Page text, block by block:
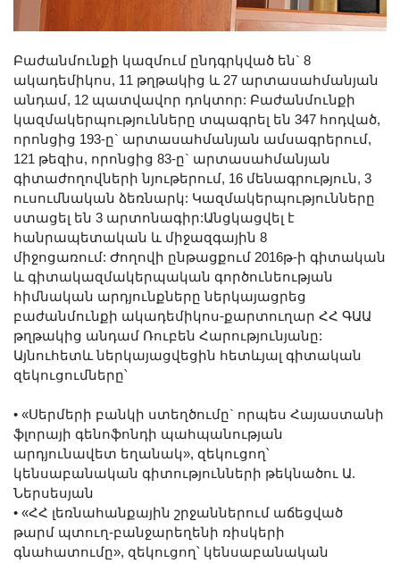
Գիտական արդյունքներ
Երիտասարդ գիտնականի
ամբիոն
Մեր երախտավորները
Հայտարարություններ
Կայքի քարտեզ
Որոնում
Բաժանմունքի կազմում ընդգրկված են` 8
ակադեմիկոս, 11 թղթակից և 27 արտասահմանյան
անդամ, 12 պատվավոր դոկտոր: Բաժանմունքի
կազմակերպությունները տպագրել են 347 հոդված,
որոնցից 193-ը` արտասահմանյան ամսագրերում,
121 թեզիս, որոնցից 83-ը` արտասահմանյան
գիտաժողովների նյութերում, 16 մենագրություն, 3
ուսումնական ձեռնարկ: Կազմակերպությունները
ստացել են 3 արտոնագիր:Անցկացվել է
հանրապետական և միջազգային 8
միջոցառում: Ժողովի ընթացքում 2016թ-ի գիտական
և գիտակազմակերպական գործունեության
հիմնական արդյունքները ներկայացրեց
բաժանմունքի ակադեմիկոս-քարտուղար ՀՀ ԳԱԱ
թղթակից անդամ Ռուբեն Հարությունյանը:
Այնուհետև ներկայացվեցին հետևյալ գիտական
զեկուցումները՝
• «Սերմերի բանկի ստեղծումը` որպես Հայաստանի
ֆլորայի գենոֆոնդի պահպանության
արդյունավետ եղանակ», զեկուցող՝
կենսաբանական գիտությունների թեկնածու Ա.
Ներսեսյան
• «ՀՀ լեռնահանքային շրջաններում աճեցված
թարմ պտուղ-բանջարեղենի ռիսկերի
գնահատումը», զեկուցող՝ կենսաբանական